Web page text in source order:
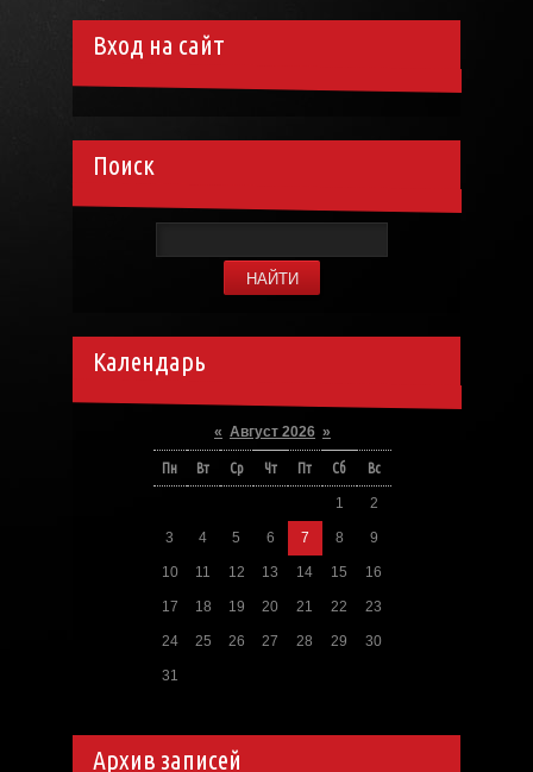
Вход на сайт
Поиск
Календарь
« Август 2026 »
Пн Вт Ср Чт Пт Сб Вс
1 2
3 4 5 6 7 8 9
10 11 12 13 14 15 16
17 18 19 20 21 22 23
24 25 26 27 28 29 30
31
Архив записей